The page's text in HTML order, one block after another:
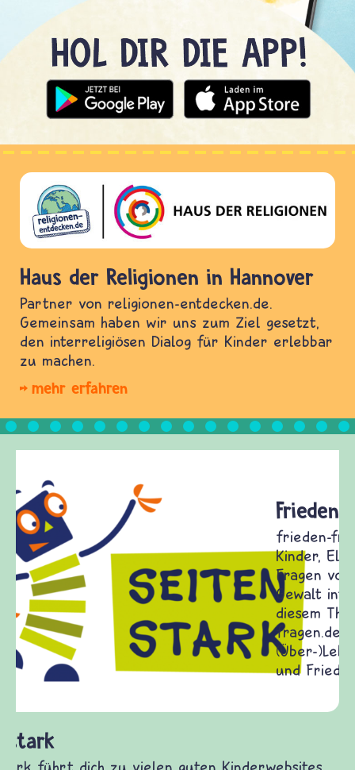
Haus der Religionen in Hannover
Partner von religionen-entdecken.de.
Gemeinsam haben wir uns zum Ziel gesetzt,
den interreligiösen Dialog für Kinder erlebbar
zu machen.
mehr erfahren
Frieden Fragen